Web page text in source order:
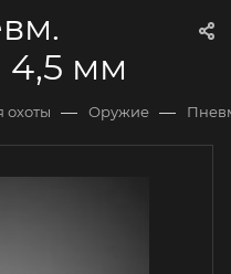
4,5 мм
охоты — Оружие —